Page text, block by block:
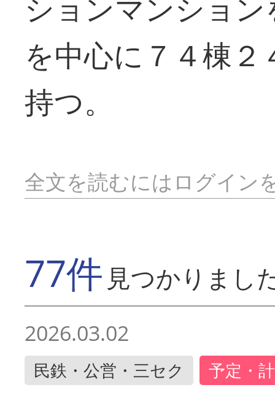
ションマンショ
を中心に７４棟
持つ。
全文を読むにはログイン
77件 見つかりまし
2026.03.02
民鉄・公営・三セク 予定・